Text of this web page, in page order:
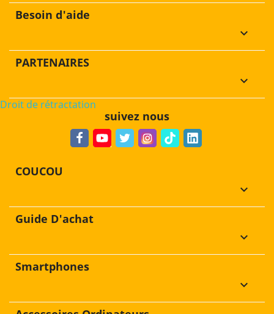
Besoin d'aide
keyboard_arrow_down
PARTENAIRES
keyboard_arrow_down
Droit de rétractation
suivez nous
COUCOU
keyboard_arrow_down
Guide D'achat
keyboard_arrow_down
Smartphones
keyboard_arrow_down